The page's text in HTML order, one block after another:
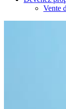
Vente